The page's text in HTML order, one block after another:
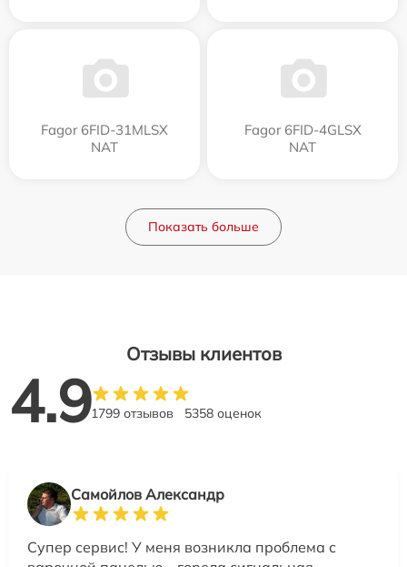
Fagor 6FID-31MLSX
NAT
Fagor 6FID-4GLSX
NAT
Показать больше
Отзывы клиентов
4.91799 отзывов 5358 оценок
Самойлов Александр
Супер сервис! У меня возникла проблема с